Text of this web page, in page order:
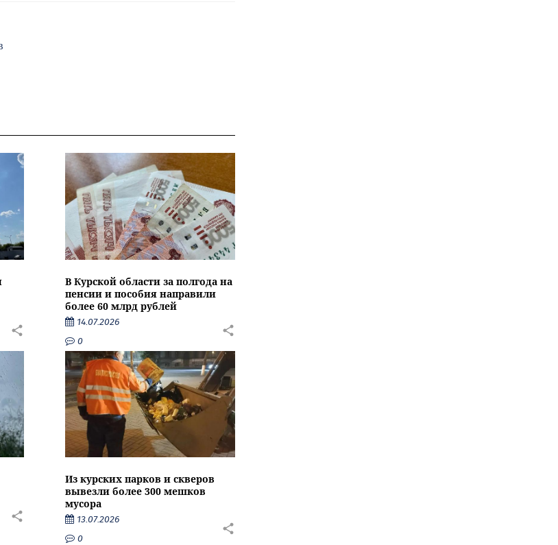
В Курской области за полгода на
пенсии и пособия направили
более 60 млрд рублей
14.07.2026
0
Из курских парков и скверов
вывезли более 300 мешков
мусора
13.07.2026
0